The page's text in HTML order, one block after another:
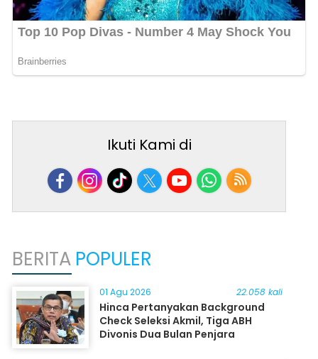
Ikuti Kami di
BERITA POPULER
01 Agu 2026 22.058 kali
Hinca Pertanyakan Background
Check Seleksi Akmil, Tiga ABH
Divonis Dua Bulan Penjara